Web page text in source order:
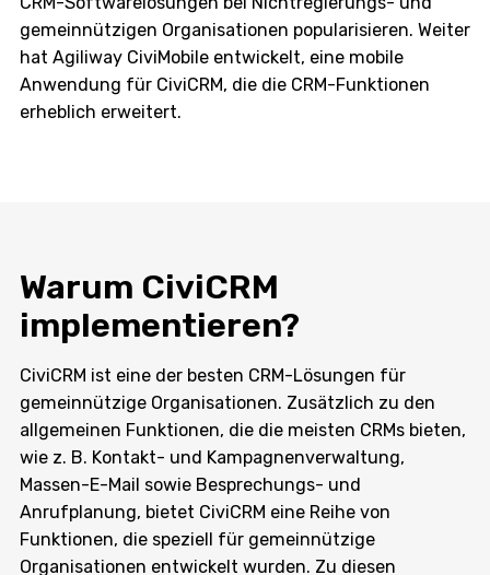
gemeinnützigen Organisationen popularisieren. Weiter
hat Agiliway CiviMobile entwickelt, eine mobile
Anwendung für CiviCRM, die die CRM-Funktionen
erheblich erweitert.
Warum CiviCRM
implementieren?
CiviCRM ist eine der besten CRM-Lösungen für
gemeinnützige Organisationen. Zusätzlich zu den
allgemeinen Funktionen, die die meisten CRMs bieten,
wie z. B. Kontakt- und Kampagnenverwaltung,
Massen-E-Mail sowie Besprechungs- und
Anrufplanung, bietet CiviCRM eine Reihe von
Funktionen, die speziell für gemeinnützige
Organisationen entwickelt wurden. Zu diesen